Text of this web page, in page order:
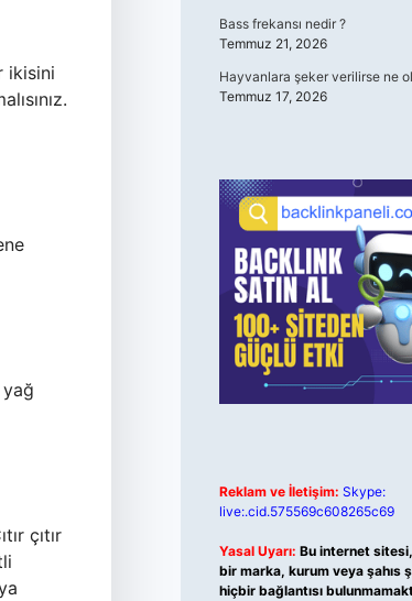
ikisini
çıtır
Bass frekansı nedir ?
Temmuz 21, 2026
Hayvanlara şeker verilirse ne
Temmuz 17, 2026
Reklam ve İletişim: Skype:
live:.cid.575569c608265c69
Yasal Uyarı: Bu internet
bir marka, kurum veya şahıs
hiçbir bağlantısı